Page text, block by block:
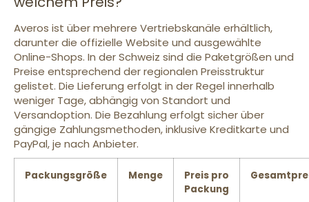
Averos ist über mehrere Vertriebskanäle erhältlich,
darunter die offizielle Website und ausgewählte
Online-Shops. In der Schweiz sind die Paketgrößen und
Preise entsprechend der regionalen Preisstruktur
gelistet. Die Lieferung erfolgt in der Regel innerhalb
weniger Tage, abhängig von Standort und
Versandoption. Die Bezahlung erfolgt sicher über
gängige Zahlungsmethoden, inklusive Kreditkarte und
PayPal, je nach Anbieter.
Packungsgröße Menge
Preis pro
Packung